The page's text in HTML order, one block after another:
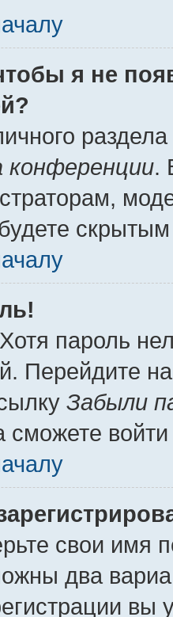
я не
конференции.
пароль
Перейдите
Забыли
сможете
свои имя
два
вы